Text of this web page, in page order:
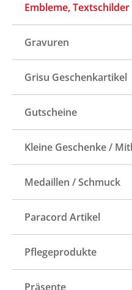
Embleme, Textschilder
Gravuren
Grisu Geschenkartikel
Gutscheine
Kleine Geschenke /
Medaillen / Schmuck
Paracord Artikel
Pflegeprodukte
Präsente